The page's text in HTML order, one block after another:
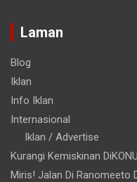
Laman
Blog
Iklan
Info Iklan
Internasional
Iklan / Advertise
Kurangi Kemiskinan
Miris! Jalan Di Ranomeeto